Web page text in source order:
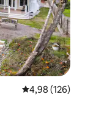
საშუალო
4,98 (126)